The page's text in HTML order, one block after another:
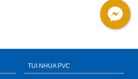
TUI NHUA PVC